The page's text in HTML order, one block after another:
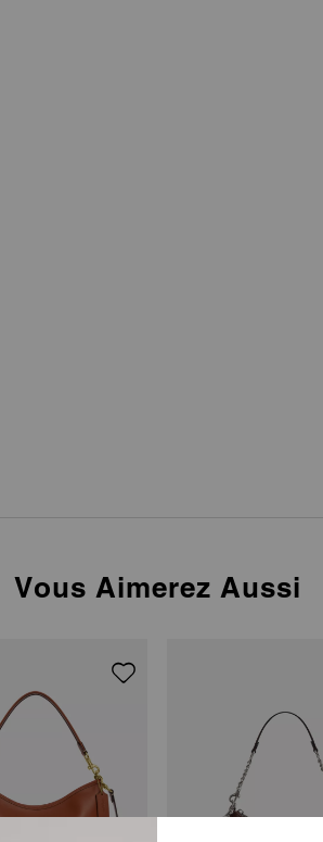
Vous Aimerez Aussi